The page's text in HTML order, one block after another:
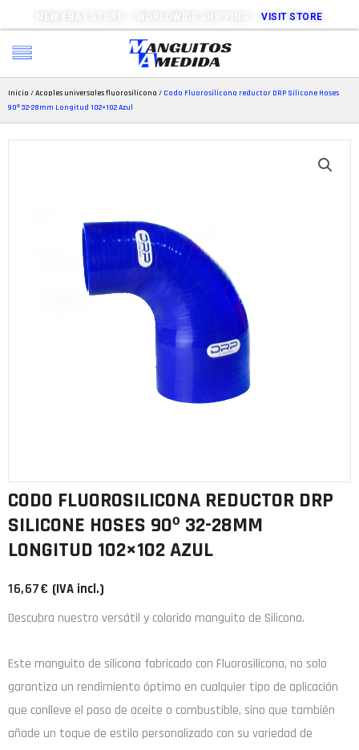
NEW EBAY STORE – WORLDWIDE SHIPPING –VISIT STORE
Inicio /Acoples universales fluorosilicona / Codo Fluorosilicona reductor DRP Silicone Hoses
90º 32-28mm Longitud 102×102 Azul
CODO FLUOROSILICONA REDUCTOR DRP
SILICONE HOSES 90º 32-28MM
LONGITUD 102×102 AZUL
16,67€ (IVA incl.)
Descubra nuestro versátil y colorido manguito de Silicona.
Este manguito de silicona fabricado con Fluorosilicona, no solo
garantiza un rendimiento óptimo en cualquier tipo de aplicación
que conlleve el paso de aceite o combustible, sino que también
añade un toque de estilo personalizado con su variedad de